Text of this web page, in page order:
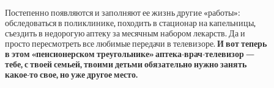
Постепенно появляются и заполняют ее жизнь другие «работы»:
обследоваться в поликлинике, походить в стационар на капельницы,
съездить в недорогую аптеку за месячным набором лекарств. Да и
просто пересмотреть все любимые передачи в телевизоре. И вот теперь
в этом «пенсионерском треугольнике» аптека-врач-телевизор —
тебе, с твоей семьей, твоими детьми обязательнонужно занять
какое-то свое, но уже другое место.